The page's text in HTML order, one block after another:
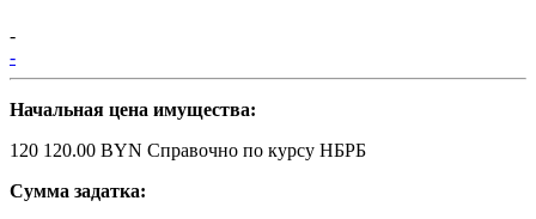
-
-
Начальная цена имущества:
120 120.00 BYN Справочно по курсу НБРБ
Сумма задатка: